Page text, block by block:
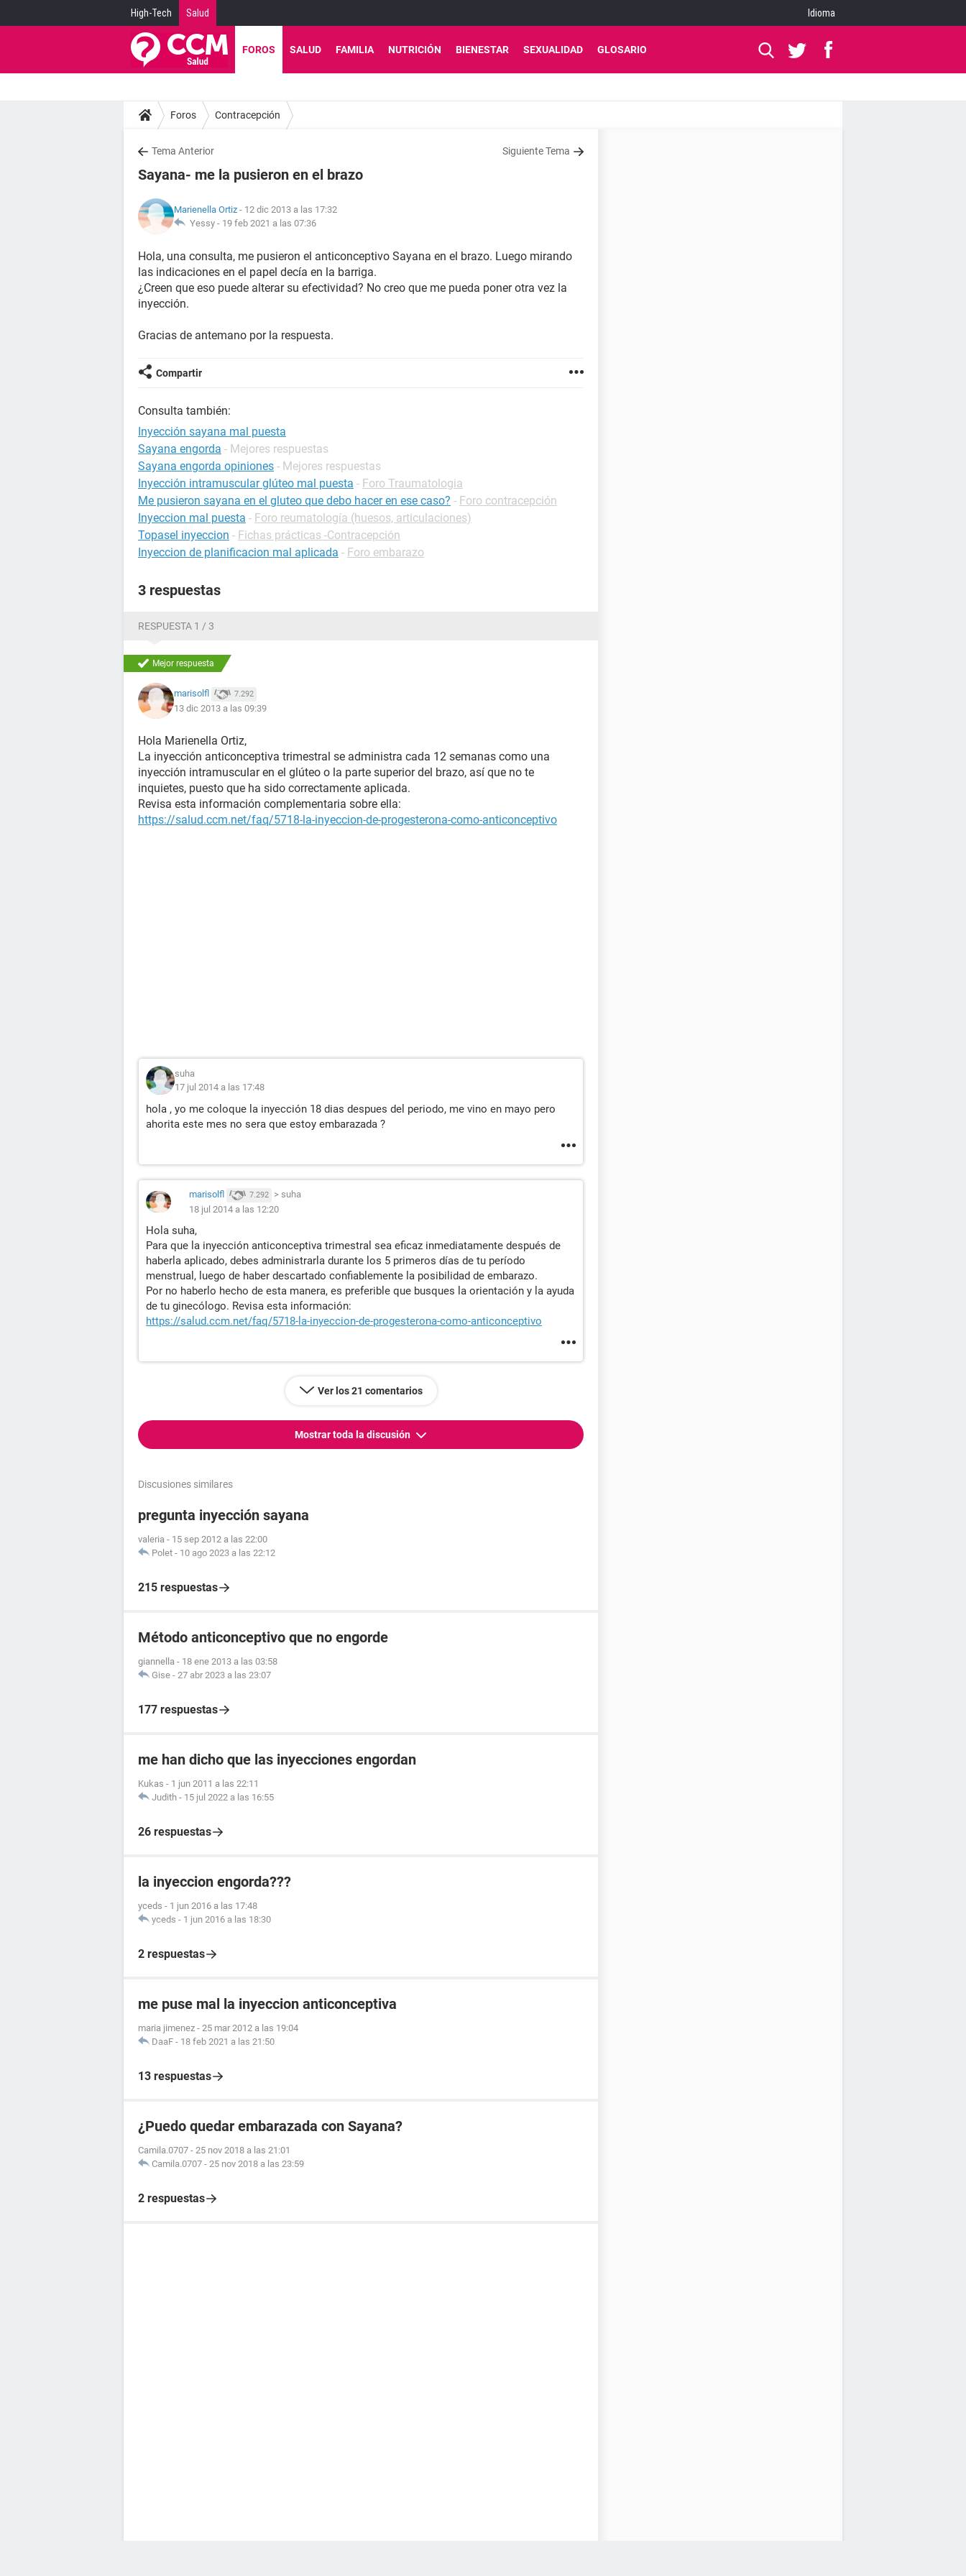
High-Tech Salud Idioma
FOROS SALUD FAMILIA NUTRICIÓN BIENESTAR SEXUALIDAD GLOSARIO
Foros Contracepción
Tema Anterior Siguiente Tema
Sayana- me la pusieron en el brazo
Marienella Ortiz - 12 dic 2013 a las 17:32
Yessy - 19 feb 2021 a las 07:36
Hola, una consulta, me pusieron el anticonceptivo Sayana en el brazo. Luego mirando
las indicaciones en el papel decía en la barriga.
¿Creen que eso puede alterar su efectividad? No creo que me pueda poner otra vez la
inyección.
Gracias de antemano por la respuesta.
Compartir
Consulta también:
Inyección sayana mal puesta
Sayana engorda - Mejores respuestas
Sayana engorda opiniones - Mejores respuestas
Inyección intramuscular glúteo mal puesta - Foro Traumatologia
Me pusieron sayana en el gluteo que debo hacer en ese caso? - Foro contracepción
Inyeccion mal puesta - Foro reumatología (huesos, articulaciones)
Topasel inyeccion - Fichas prácticas -Contracepción
Inyeccion de planificacion mal aplicada - Foro embarazo
3 respuestas
RESPUESTA 1 / 3
Mejor respuesta
marisolfl 7.292
13 dic 2013 a las 09:39
Hola Marienella Ortiz,
La inyección anticonceptiva trimestral se administra cada 12 semanas como una
inyección intramuscular en el glúteo o la parte superior del brazo, así que no te
inquietes, puesto que ha sido correctamente aplicada.
Revisa esta información complementaria sobre ella:
https://salud.ccm.net/faq/5718-la-inyeccion-de-progesterona-como-anticonceptivo
suha
17 jul 2014 a las 17:48
hola , yo me coloque la inyección 18 dias despues del periodo, me vino en mayo pero
ahorita este mes no sera que estoy embarazada ?
marisolfl 7.292 > suha
18 jul 2014 a las 12:20
Hola suha,
Para que la inyección anticonceptiva trimestral sea eficaz inmediatamente después de
haberla aplicado, debes administrarla durante los 5 primeros días de tu período
menstrual, luego de haber descartado confiablemente la posibilidad de embarazo.
Por no haberlo hecho de esta manera, es preferible que busques la orientación y la ayuda
de tu ginecólogo. Revisa esta información:
https://salud.ccm.net/faq/5718-la-inyeccion-de-progesterona-como-anticonceptivo
Ver los 21 comentarios
Mostrar toda la discusión
Discusiones similares
pregunta inyección sayana
valeria - 15 sep 2012 a las 22:00
Polet - 10 ago 2023 a las 22:12
215 respuestas
Método anticonceptivo que no engorde
giannella - 18 ene 2013 a las 03:58
Gise - 27 abr 2023 a las 23:07
177 respuestas
me han dicho que las inyecciones engordan
Kukas - 1 jun 2011 a las 22:11
Judith - 15 jul 2022 a las 16:55
26 respuestas
la inyeccion engorda???
yceds - 1 jun 2016 a las 17:48
yceds - 1 jun 2016 a las 18:30
2 respuestas
me puse mal la inyeccion anticonceptiva
maria jimenez - 25 mar 2012 a las 19:04
DaaF - 18 feb 2021 a las 21:50
13 respuestas
¿Puedo quedar embarazada con Sayana?
Camila.0707 - 25 nov 2018 a las 21:01
Camila.0707 - 25 nov 2018 a las 23:59
2 respuestas